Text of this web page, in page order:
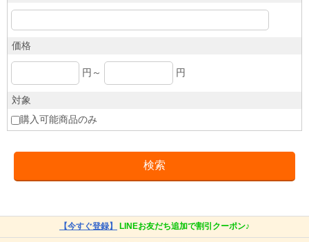
価格
円～ 円
対象
購入可能商品のみ
【今すぐ登録】 LINEお友だち追加で割引クーポン♪